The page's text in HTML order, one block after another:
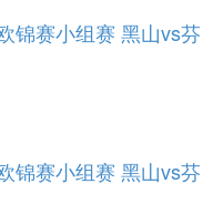
锦赛小组赛 黑山vs芬
锦赛小组赛 黑山vs芬